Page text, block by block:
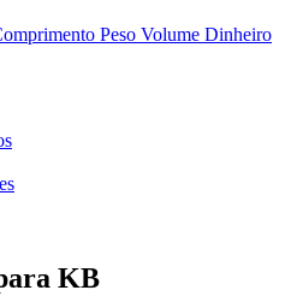
Peso Volume Dinheiro
KB